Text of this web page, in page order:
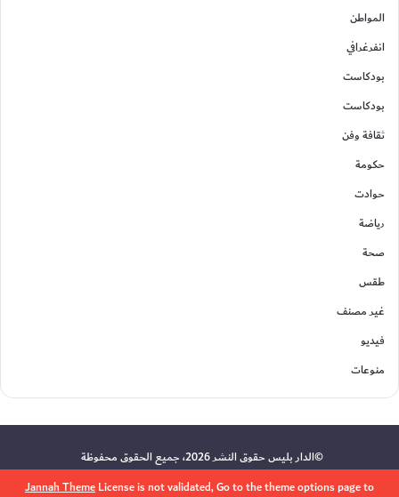
Jannah ThemeLicense is not validated, Go to the theme options page to
المواطن
انفرغرافي
بودكاست
بودكاست
ثقافة وفن
حكومة
حوادت
رياضة
صحة
طقس
غير مصنف
فيديو
منوعات
©الدار بليس حقوق النشر 2026، جميع الحقوق محفوظة